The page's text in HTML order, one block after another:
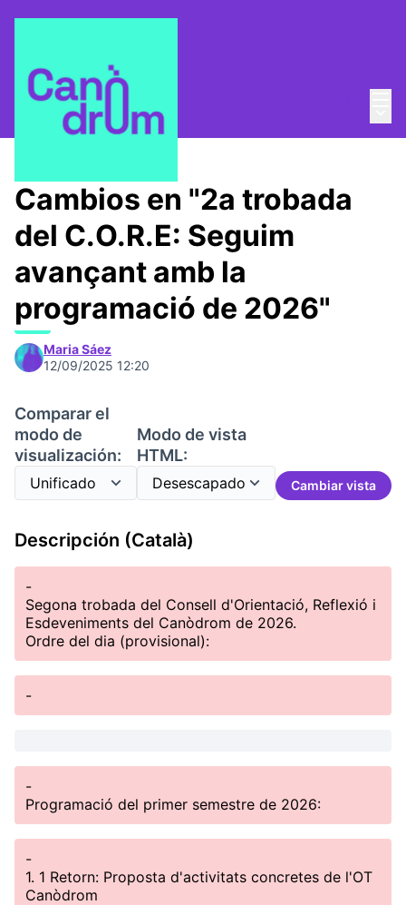
C.O.R.E. / Encuentros
Cambios en "2a trobada
del C.O.R.E: Seguim
avançant amb la
programació de 2026"
Maria Sáez
12/09/2025 12:20
Comparar el
modo de
visualización:
Modo de vista
HTML:
Cambiar vista
Descripción (Català)
-
Segona trobada del Consell d'Orientació, Reflexió i
Esdeveniments del Canòdrom de 2026.
Ordre del dia (provisional):
-
-
Programació del primer semestre de 2026:
-
1. 1 Retorn: Proposta d'activitats concretes de l'OT
Canòdrom